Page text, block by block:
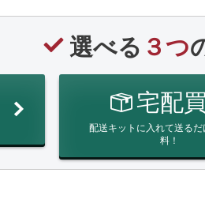
選べる ３つ
宅配
配送キットに入れて送る
料！